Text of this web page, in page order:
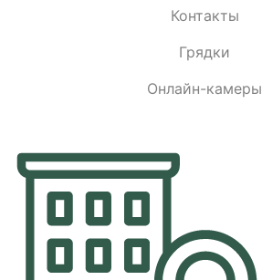
Контакты
Грядки
Онлайн-камеры